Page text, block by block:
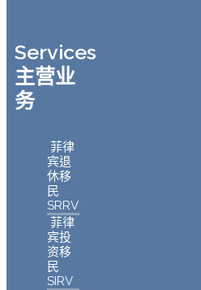
Services
主营业
务
菲律
宾退
休移
民
SRRV
菲律
宾投
资移
民
SIRV